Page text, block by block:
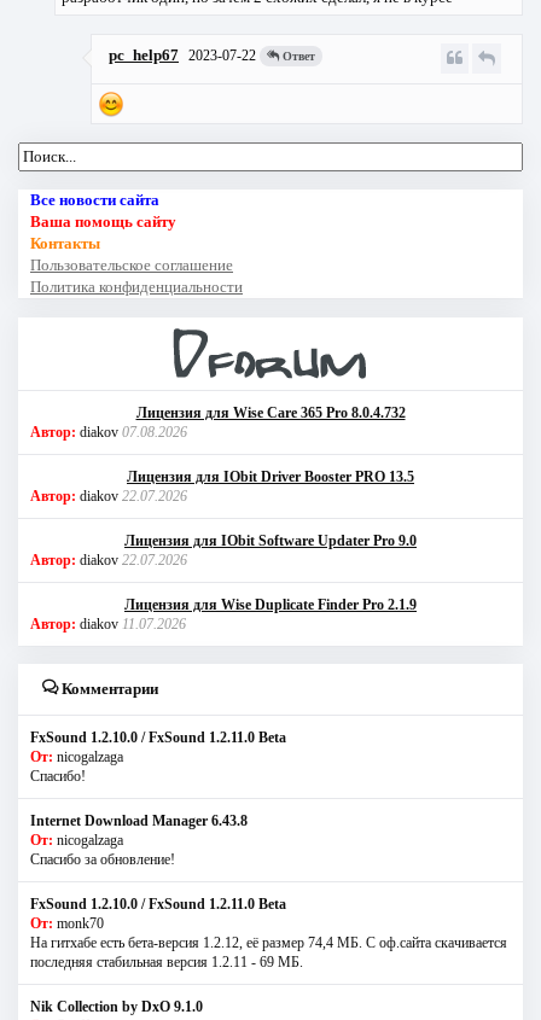
pc_help67 2023-07-22 Ответ
Все новости сайта
Ваша помощь сайту
Контакты
Пользовательское соглашение
Политика конфиденциальности
Лицензия для Wise Care 365 Pro 8.0.4.732
Автор: diakov 07.08.2026
Лицензия для IObit Driver Booster PRO 13.5
Автор: diakov 22.07.2026
Лицензия для IObit Software Updater Pro 9.0
Автор: diakov 22.07.2026
Лицензия для Wise Duplicate Finder Pro 2.1.9
Автор: diakov 11.07.2026
Комментарии
FxSound 1.2.10.0 / FxSound 1.2.11.0 Beta
От: nicogalzaga
Спасибо!
Internet Download Manager 6.43.8
От: nicogalzaga
Спасибо за обновление!
FxSound 1.2.10.0 / FxSound 1.2.11.0 Beta
От: monk70
На гитхабе есть бета-версия 1.2.12, её размер 74,4 МБ. С оф.сайта скачивается
последняя стабильная версия 1.2.11 - 69 МБ.
Nik Collection by DxO 9.1.0